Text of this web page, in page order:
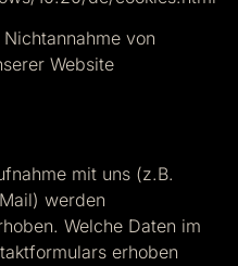
von
Website
mit uns (z.B.
werden
Welche Daten im
erhoben